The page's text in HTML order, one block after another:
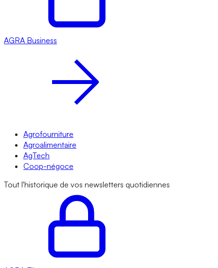
AGRA Business
Agrofourniture
Agroalimentaire
AgTech
Coop-négoce
Tout l'historique de vos newsletters quotidiennes